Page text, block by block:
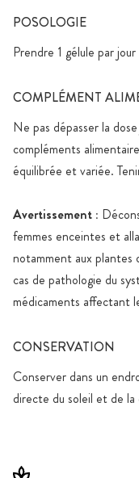
POSOLOGIE
Prendre 1 gélule par
COMPLÉMENT
Ne pas dépasser la
compléments
équilibrée et variée.
Avertissement :
femmes enceintes et
notamment aux plantes
cas de pathologie du
médicaments affectant
CONSERVATION
Conserver dans un
directe du soleil et de la